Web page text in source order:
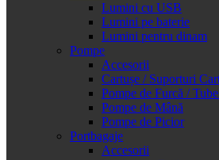
Lumini cu USB
Lumini pe baterie
Lumini pentru dinam
Pompe
Accesorii
Cartușe / Suporturi
Pompe de Furcă /
Pompe de Mână
Pompe de Picior
Portbagaje
Accesorii